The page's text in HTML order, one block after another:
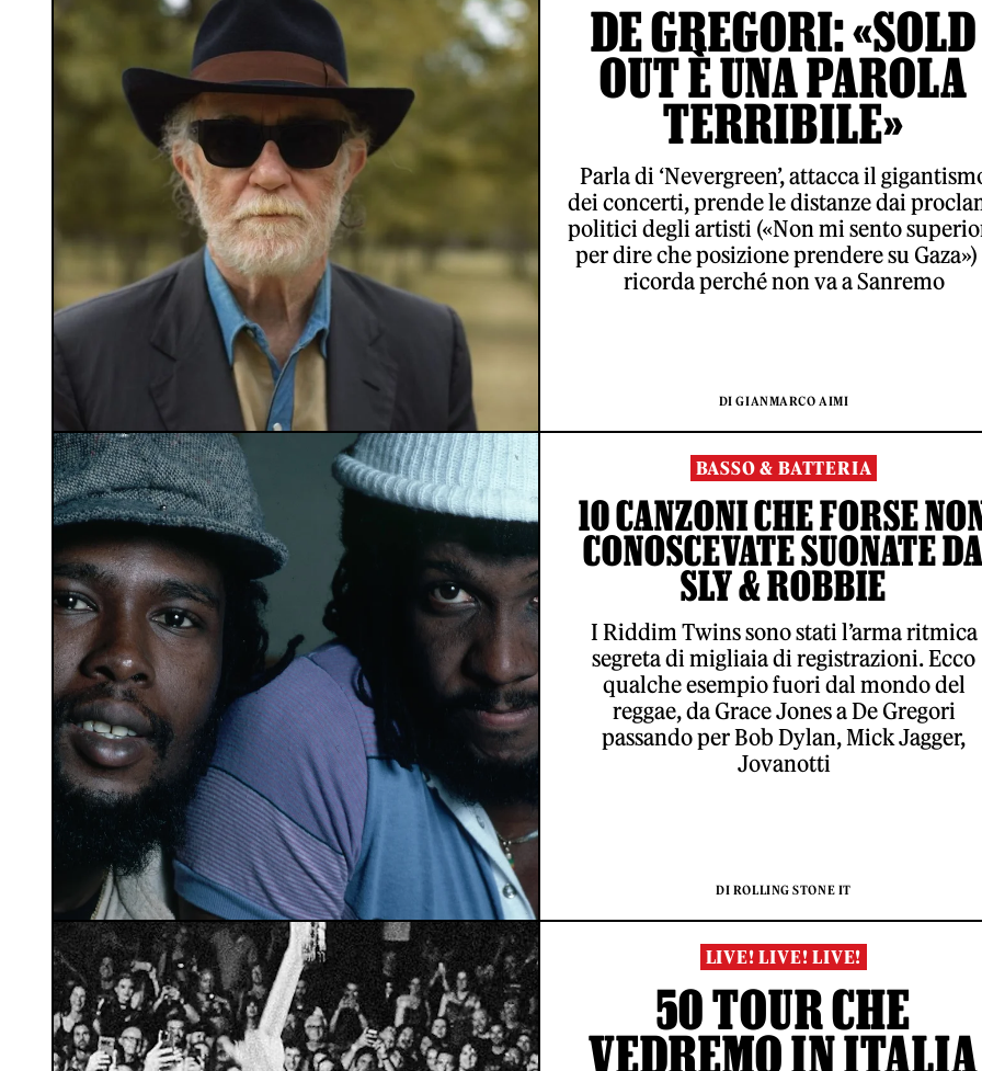
DE GREGORI: «SOLD
OUT È UNA PAROLA
TERRIBILE»
Parla di ‘Nevergreen’, attacca il
dei concerti, prende le distanze dai
politici degli artisti («Non mi sento
per dire che posizione prendere su Gaza»)
ricorda perché non va a Sanremo
DI GIANMARCO AIMI
BASSO & BATTERIA
10 CANZONI CHE FORSE
CONOSCEVATE SUONATE
SLY & ROBBIE
I Riddim Twins sono stati l’arma ritmica
segreta di migliaia di registrazioni. Ecco
qualche esempio fuori dal mondo del
reggae, da Grace Jones a De Gregori
passando per Bob Dylan, Mick Jagger,
Jovanotti
DI ROLLING STONE IT
LIVE! LIVE! LIVE!
50 TOUR CHE
VEDREMO IN ITALIA